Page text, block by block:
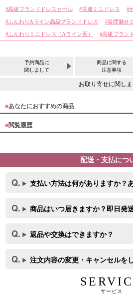
高級ブランドドレスセール 高級ミニドレス
ふんわりAライン高級ブランドドレス 谷間魅せ
ふんわりミニドレス（Aライン系） 高級ブラン
予約商品に
関しまして
商品に関する
注意事項
お取り寄せに関し
■あなたにおすすめの商品
■閲覧履歴
配送・支払につ
支払い方法は何がありますか？
商品はいつ届きますか？即日発
返品や交換はできますか？
注文内容の変更・キャンセルを
サービス